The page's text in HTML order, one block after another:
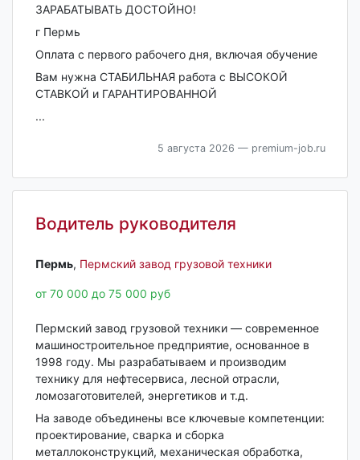
ЗАРАБАТЫВАТЬ ДОСТОЙНО!
г Пермь
Оплата с первого рабочего дня, включая обучение
Вам нужна СТАБИЛЬНАЯ работа с ВЫСОКОЙ
СТАВКОЙ и ГАРАНТИРОВАННОЙ
...
5 августа 2026 — premium-job.ru
Водитель руководителя
Пермь‎, Пермский завод грузовой техники
от 70 000 до 75 000 руб
Пермский завод грузовой техники — современное
машиностроительное предприятие, основанное в
1998 году. Мы разрабатываем и производим
технику для нефтесервиса, лесной отрасли,
ломозаготовителей, энергетиков и т.д.
На заводе объединены все ключевые компетенции:
проектирование, сварка и сборка
металлоконструкций, механическая обработка,